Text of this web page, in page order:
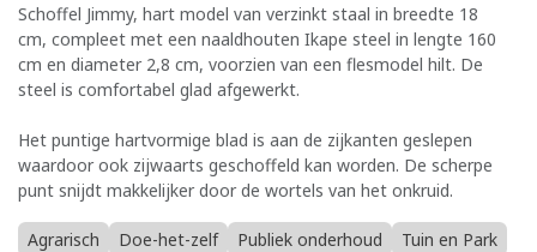
Schoffel Jimmy, hart model van verzinkt staal in breedte 18
cm, compleet met een naaldhouten Ikape steel in lengte 160
cm en diameter 2,8 cm, voorzien van een flesmodel hilt. De
steel is comfortabel glad afgewerkt.
Het puntige hartvormige blad is aan de zijkanten geslepen
waardoor ook zijwaarts geschoffeld kan worden. De scherpe
punt snijdt makkelijker door de wortels van het onkruid.
Agrarisch Doe-het-zelf Publiek onderhoud Tuin en Park